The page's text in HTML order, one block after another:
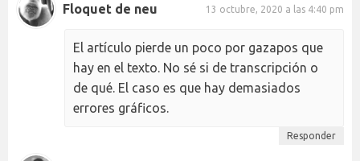
Floquet de neu 13 octubre, 2020 a las 4:40 pm
El artículo pierde un poco por gazapos que
hay en el texto. No sé si de transcripción o
de qué. El caso es que hay demasiados
errores gráficos.
Responder